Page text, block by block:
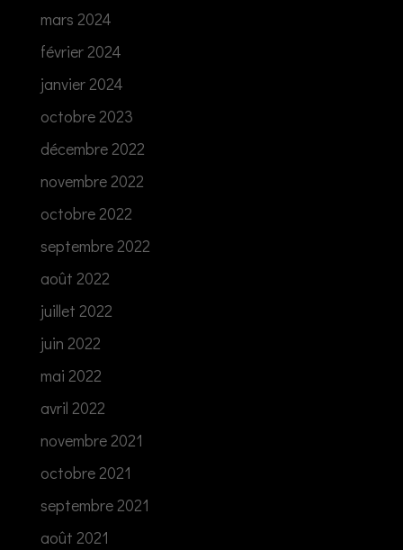
mars 2024
février 2024
janvier 2024
octobre 2023
décembre 2022
novembre 2022
octobre 2022
septembre 2022
août 2022
juillet 2022
juin 2022
mai 2022
avril 2022
novembre 2021
octobre 2021
septembre 2021
août 2021